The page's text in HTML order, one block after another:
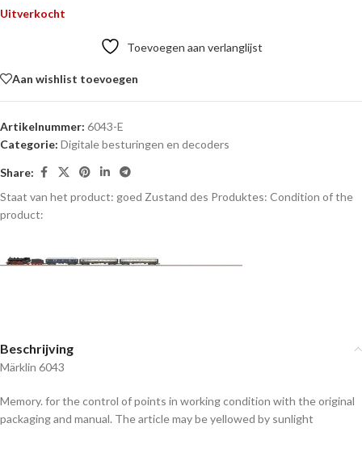
Uitverkocht
Toevoegen aan verlanglijst
Aan wishlist toevoegen
Artikelnummer: 6043-E
Categorie: Digitale besturingen en decoders
Share:
Staat van het product: goed Zustand des Produktes: Condition of the
product:
Beschrijving
Märklin 6043
Memory. for the control of points in working condition with the original
packaging and manual. The article may be yellowed by sunlight